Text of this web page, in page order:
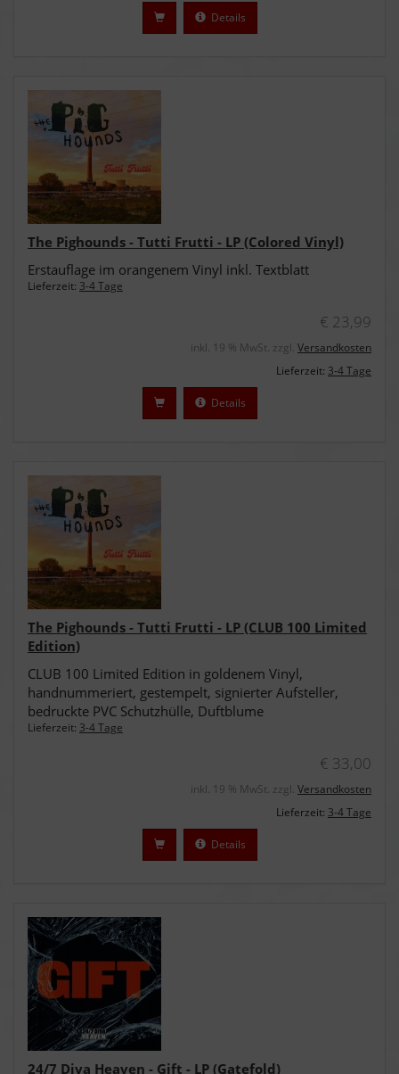
Details
The Pighounds - Tutti Frutti - LP (Colored Vinyl)
Erstauflage im orangenem Vinyl inkl. Textblatt
Lieferzeit: 3-4 Tage
€ 23,99
inkl. 19 % MwSt. zzgl. Versandkosten
Lieferzeit: 3-4 Tage
Details
The Pighounds - Tutti Frutti - LP (CLUB 100 Limited
Edition)
CLUB 100 Limited Edition in goldenem Vinyl,
handnummeriert, gestempelt, signierter Aufsteller,
bedruckte PVC Schutzhülle, Duftblume
Lieferzeit: 3-4 Tage
€ 33,00
inkl. 19 % MwSt. zzgl. Versandkosten
Lieferzeit: 3-4 Tage
Details
24/7 Diva Heaven - Gift - LP (Gatefold)